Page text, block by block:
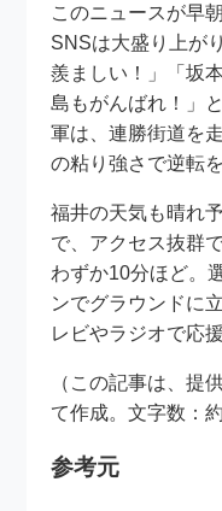
このニュースが早
SNSは大盛り上が
羨ましい！」「坂
島もがんばれ！」
軍は、連勝街道を
の粘り強さで逆転
福井の天気も晴れ
で、アクセス抜群
わずか10分ほど。
ンでグラウンドに
レビやラジオで応
（この記事は、提
て作成。文字数：
参考元